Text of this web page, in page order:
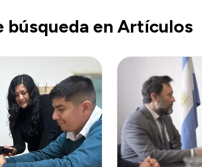
búsqueda en Artículos